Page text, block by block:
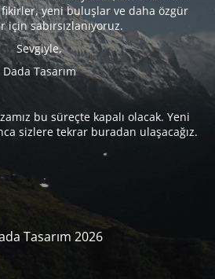
fikirler, yeni buluşlar ve daha özgür
için sabırsızlanıyoruz.
Sevgiyle,
Dada Tasarım
bu süreçte kapalı olacak. Yeni
sizlere tekrar buradan ulaşacağız.
Tasarım 2026